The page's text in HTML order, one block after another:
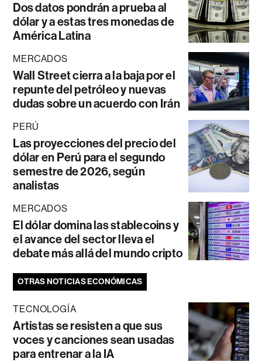
Dos datos pondrán a prueba al
dólar y a estas tres monedas de
América Latina
MERCADOS
Wall Street cierra a la baja por el
repunte del petróleo y nuevas
dudas sobre un acuerdo con Irán
PERÚ
Las proyecciones del precio del
dólar en Perú para el segundo
semestre de 2026, según
analistas
MERCADOS
El dólar domina las stablecoins y
el avance del sector lleva el
debate más allá del mundo cripto
OTRAS NOTICIAS ECONÓMICAS
TECNOLOGÍA
Artistas se resisten a que sus
voces y canciones sean usadas
para entrenar a la IA